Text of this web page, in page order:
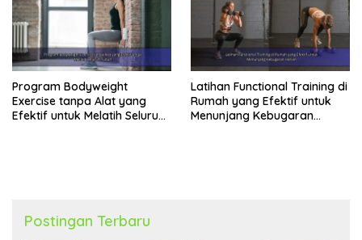
Program Bodyweight
Exercise tanpa Alat yang
Efektif untuk Melatih Seluruh
Latihan Functional Training di
Rumah yang Efektif untuk
Menunjang Kebugaran
Postingan Terbaru